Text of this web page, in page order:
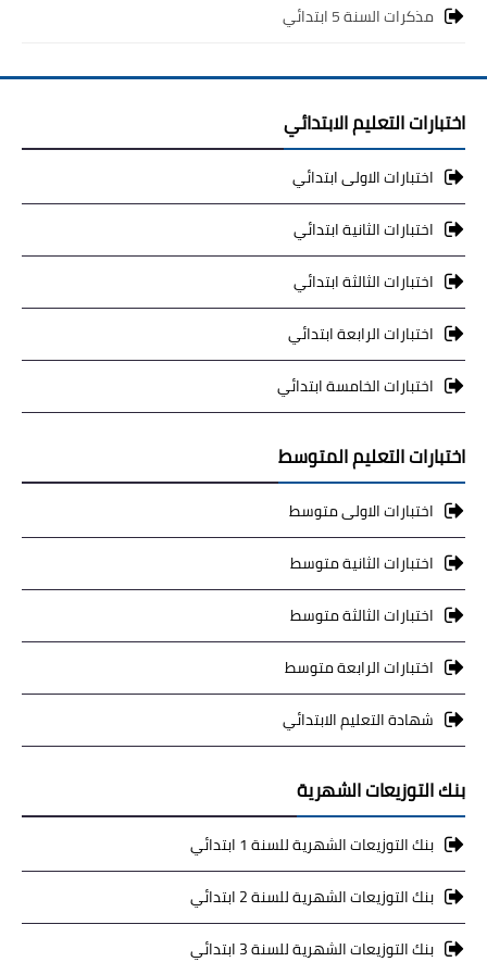
مذكرات السنة 5 ابتدائي
اختبارات التعليم الابتدائي
اختبارات الاولى ابتدائي
اختبارات الثانية ابتدائي
اختبارات الثالثة ابتدائي
اختبارات الرابعة ابتدائي
اختبارات الخامسة ابتدائي
اختبارات التعليم المتوسط
اختبارات الاولى متوسط
اختبارات الثانية متوسط
اختبارات الثالثة متوسط
اختبارات الرابعة متوسط
شهادة التعليم الابتدائي
بنك التوزيعات الشهرية
بنك التوزيعات الشهرية للسنة 1 ابتدائي
بنك التوزيعات الشهرية للسنة 2 ابتدائي
بنك التوزيعات الشهرية للسنة 3 ابتدائي